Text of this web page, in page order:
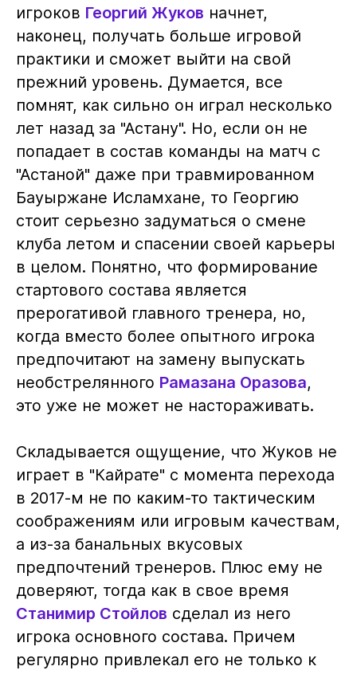
игроков Георгий Жуков начнет,
наконец, получать больше игровой
практики и сможет выйти на свой
прежний уровень. Думается, все
помнят, как сильно он играл несколько
лет назад за "Астану". Но, если он не
попадает в состав команды на матч с
"Астаной" даже при травмированном
Бауыржане Исламхане, то Георгию
стоит серьезно задуматься о смене
клуба летом и спасении своей карьеры
в целом. Понятно, что формирование
стартового состава является
прерогативой главного тренера, но,
когда вместо более опытного игрока
предпочитают на замену выпускать
необстрелянного Рамазана Оразова,
это уже не может не настораживать.
Складывается ощущение, что Жуков не
играет в "Кайрате" с момента перехода
в 2017-м не по каким-то тактическим
соображениям или игровым качествам,
а из-за банальных вкусовых
предпочтений тренеров. Плюс ему не
доверяют, тогда как в свое время
Станимир Стойлов сделал из него
игрока основного состава. Причем
регулярно привлекал его не только к